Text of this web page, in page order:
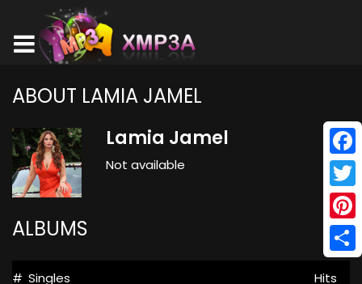
ABOUT LAMIA JAMEL
Lamia Jamel
Not available
ALBUMS
# Singles Hits